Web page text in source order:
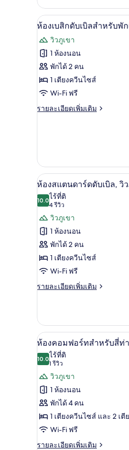
เกี่ยว
กับ
ห้อง
ดับเบิล
(Roure)
เปิด
ภาพถ่าย
ทั้งหมด
ของ
ห้อง
เบสิ
กดับเบิล
(Marcona)
5
ห้องเบสิกดับเบิลสำหรับพั
วิวภูเขา
1 ห้องนอน
พักได้ 2 คน
1 เตียงควีนไซส์
Wi-Fi ฟรี
รายละเอียดเพิ่มเติม
ราย
ห้อง
เบสิ
กดับเบิล
สำหรับ
พัก
เดี่ยว
(Marcona)
เปิด
ภาพถ่าย
ทั้งหมด
ของ
ห้อง
สแตนดาร์ด
ดับเบิล,
วิว
7
ห้องสแตนดาร์ดดับเบิล, วิ
10.010.0 จาก 10
ไร้ที่ติ
4 รีวิว
(4
รีวิว)
วิวภูเขา
1 ห้องนอน
พักได้ 2 คน
1 เตียงควีนไซส์
Wi-Fi ฟรี
รายละเอียดเพิ่มเติม
ราย
เกี่ยว
กับ
ห้อง
สแตนดาร์ด
ดับเบิล,
ภูเขา
(Palomar)
เปิด
ภาพถ่าย
ทั้งหมด
ของ
ห้อง
คอมฟอร์ท
สำหรับ
สี่
9
ห้องคอมฟอร์ทสำหรับสี่ท่
10.010.0 จาก 10
ไร้ที่ติ
1 รีวิว
(1
รีวิว)
วิวภูเขา
1 ห้องนอน
พักได้ 4 คน
1 เตียงควีนไซส์ และ 2 เตี
Wi-Fi ฟรี
รายละเอียดเพิ่มเติม
ราย